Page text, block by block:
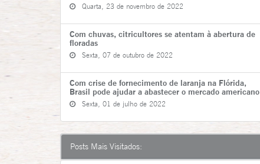
Quarta, 23 de novembro de 2022
Com chuvas, citricultores se atentam à abertura de
floradas
Sexta, 07 de outubro de 2022
Com crise de fornecimento de laranja na Flórida,
Brasil pode ajudar a abastecer o mercado americano
Sexta, 01 de julho de 2022
Posts Mais Visitados: